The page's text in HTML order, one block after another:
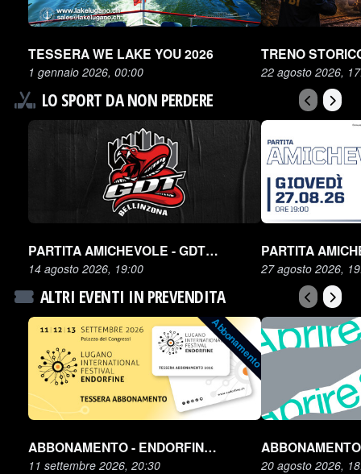
TESSERA WE LAKE YOU 2026
1 gennaio 2026, 00:00 22 agosto 2026,
LO SPORT DA NON PERDERE
PARTITA AMICHEVOLE - GDT BELLINZONA SNAKES VS HCAP
14 agosto 2026, 19:00 27 agosto 2026,
ALTRI EVENTI IN PREVENDITA
Abbonamento
ABBONAMENTO - ENDORFINE FESTIVAL 2026
11 settembre 2026, 20:30 20 agosto 2026,